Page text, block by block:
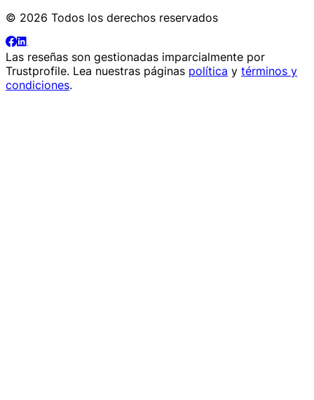
© 2026 Todos los derechos reservados
Las reseñas son gestionadas imparcialmente por
Trustprofile. Lea nuestras páginas política y términos y
condiciones.